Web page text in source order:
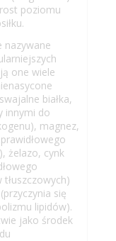
poziomu
nazywane
one wiele
białka,
innymi do
magnez,
żelazo, cynk
się
lipidów).
jako środek